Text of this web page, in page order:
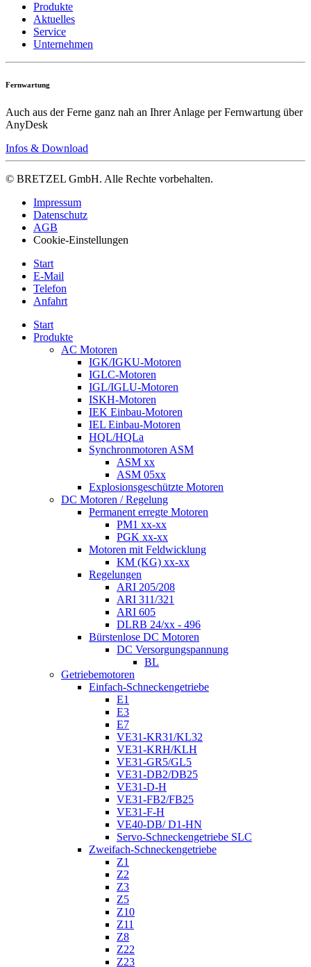
Produkte
Aktuelles
Service
Unternehmen
Fernwartung
Auch aus der Ferne ganz nah an Ihrer Anlage per Fernwartung über
AnyDesk
Infos & Download
© BRETZEL GmbH. Alle Rechte vorbehalten.
Impressum
Datenschutz
AGB
Cookie-Einstellungen
Start
E-Mail
Telefon
Anfahrt
Start
Produkte
AC Motoren
IGK/IGKU-Motoren
IGLC-Motoren
IGL/IGLU-Motoren
ISKH-Motoren
IEK Einbau-Motoren
IEL Einbau-Motoren
HQL/HQLa
Synchronmotoren ASM
ASM xx
ASM 05xx
Explosionsgeschützte Motoren
DC Motoren / Regelung
Permanent erregte Motoren
PM1 xx-xx
PGK xx-xx
Motoren mit Feldwicklung
KM (KG) xx-xx
Regelungen
ARI 205/208
ARI 311/321
ARI 605
DLRB 24/xx - 496
Bürstenlose DC Motoren
DC Versorgungspannung
BL
Getriebemotoren
Einfach-Schneckengetriebe
E1
E3
E7
VE31-KR31/KL32
VE31-KRH/KLH
VE31-GR5/GL5
VE31-DB2/DB25
VE31-D-H
VE31-FB2/FB25
VE31-F-H
VE40-DB/ D1-HN
Servo-Schneckengetriebe SLC
Zweifach-Schneckengetriebe
Z1
Z2
Z3
Z5
Z10
Z11
Z8
Z22
Z23